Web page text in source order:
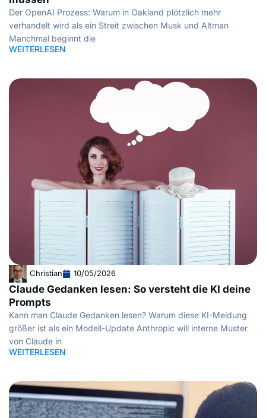
Der OpenAI Prozess: Warum in Oakland plötzlich mehr
verhandelt wird als ein Streit zwischen Musk und Altman
Manchmal beginnt die
WEITERLESEN
Christian 10/05/2026
Claude Gedanken lesen: So versteht die KI deine
Prompts
Kann man Claude Gedanken lesen? Warum diese KI-Meldung
größer ist als ein Modell-Update Anthropic will interne Muster
von Claude in
WEITERLESEN